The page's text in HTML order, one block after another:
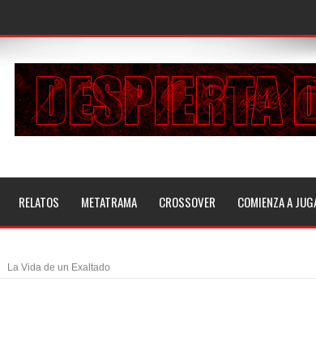
RELATOS METATRAMA CROSSOVER COMIENZA A
La Vida de un Exaltado